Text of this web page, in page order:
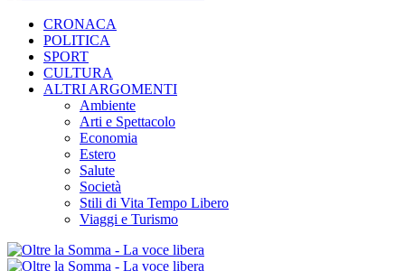
CRONACA
POLITICA
SPORT
CULTURA
ALTRI ARGOMENTI
Ambiente
Arti e Spettacolo
Economia
Estero
Salute
Società
Stili di Vita Tempo Libero
Viaggi e Turismo